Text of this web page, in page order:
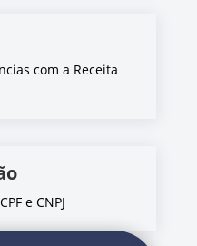
com a Receita
e CNPJ